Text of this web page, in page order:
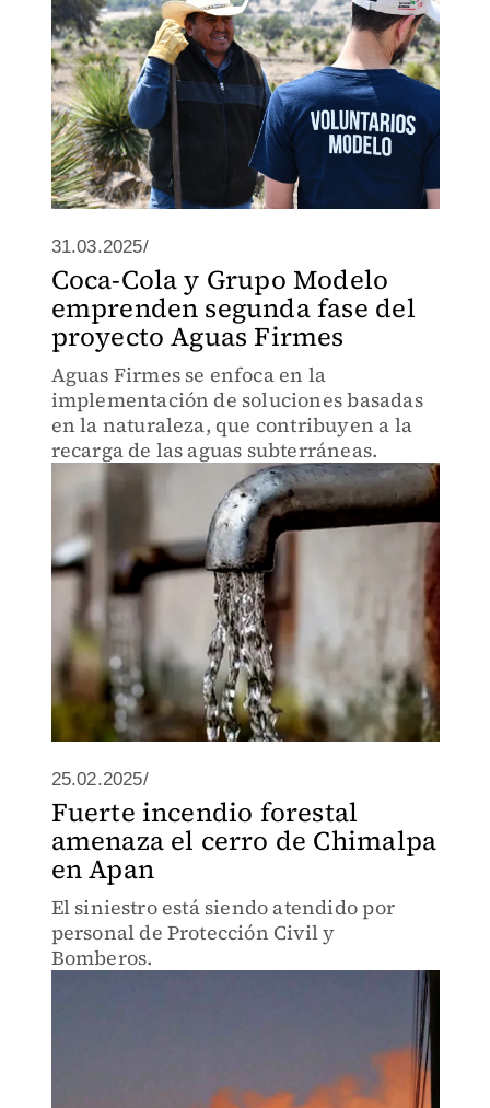
31.03.2025/
Coca-Cola y Grupo Modelo
emprenden segunda fase del
proyecto Aguas Firmes
Aguas Firmes se enfoca en la
implementación de soluciones basadas
en la naturaleza, que contribuyen a la
recarga de las aguas subterráneas.
25.02.2025/
Fuerte incendio forestal
amenaza el cerro de Chimalpa
en Apan
El siniestro está siendo atendido por
personal de Protección Civil y
Bomberos.